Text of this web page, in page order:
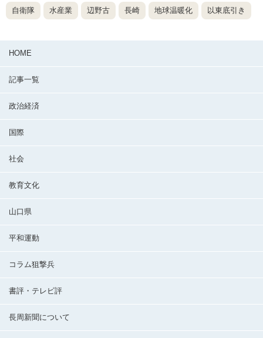
自衛隊 水産業 辺野古 長崎 地球温暖化 以東底引き
HOME
記事一覧
政治経済
国際
社会
教育文化
山口県
平和運動
コラム狙撃兵
書評・テレビ評
長周新聞について